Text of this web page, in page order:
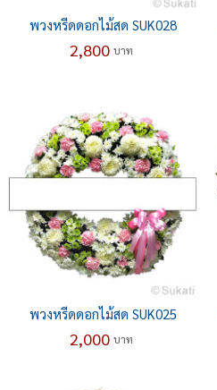
พวงหรีดดอกไม้สด SUK028
2,800 บาท
พวงหรีดดอกไม้สด SUK025
2,000 บาท